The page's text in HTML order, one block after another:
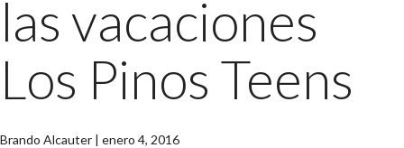
las vacaciones
Los Pinos Teens
Brando Alcauter | enero 4, 2016